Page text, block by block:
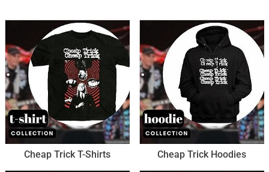
Cheap Trick T-Shirts Cheap Trick Hoodies